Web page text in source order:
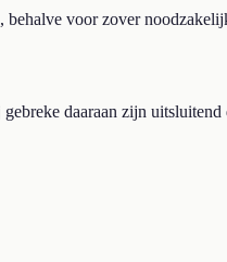
voor zover
daaraan zijn